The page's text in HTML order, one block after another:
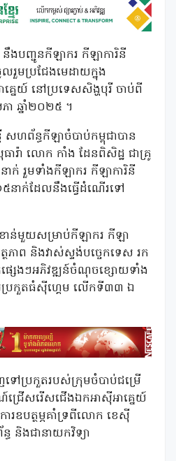
ងបញ្ជូនកីឡាករ កីឡាការិនី
រួមប្រជែងមេដាយក្នុង
នេយ៍ នៅប្រទេសសិង្ហបុរី ចាប់ពី
ឆ្នាំ២០២៥ ។
សហព័ន្ធកីឡាចំបាប់កម្ពុជាបាន
រ៉ា លោក កាំង ដែនពិសិដ្ឋ ជាគ្រូ
ាក់ រួមទាំងកីឡាករ កីឡាការិនី
ាក់ដែលនឹងធ្វើដំណើរទៅ
ាន់មួយសម្រាប់កីឡាករ កីឡា
ភាព និងវាស់ស្ទង់បច្ចេកទេស រក
ផ្សេងៗអភិវឌ្ឍន៍ចំណុចខ្សោយទាំង
រប្រកួតធំស៊ីហ្គេម លើកទី៣៣ ឯ
ទៅប្រកួតរបស់ក្រុមចំបាប់ជម្រើ
ណ៍ជ្រើសរើសជើងឯកអាស៊ីអាគ្នេយ៍
រឧបត្ថម្ភគាំទ្រពីលោក ខេស៊ី
និងជានាយកវិទ្យា